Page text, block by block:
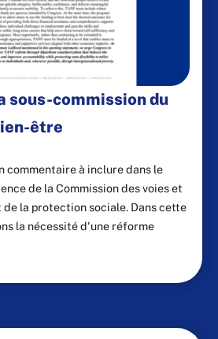
sous-commission du
être
commentaire à inclure dans le
de la Commission des voies et
de la protection sociale. Dans cette
la nécessité d'une réforme